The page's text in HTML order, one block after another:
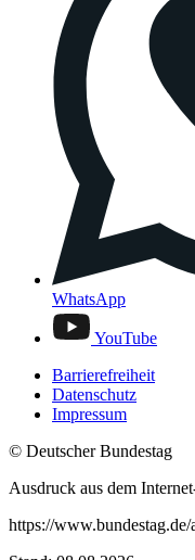
WhatsApp
YouTube
Barrierefreiheit
Datenschutz
Impressum
© Deutscher Bundestag
Ausdruck aus dem
https://